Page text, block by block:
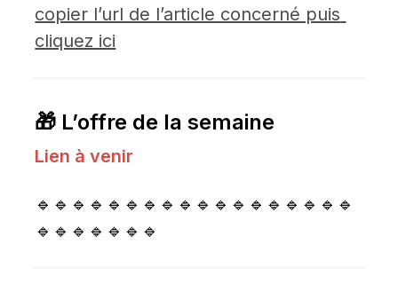
copier l’url de l’article concerné puis
cliquez ici
🎁 L’offre de la semaine
Lien à venir
🔹🔹🔹🔹🔹🔹🔹🔹🔹🔹🔹🔹🔹🔹🔹🔹🔹🔹
🔹🔹🔹🔹🔹🔹🔹